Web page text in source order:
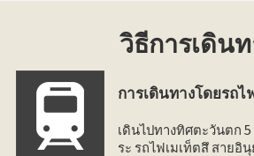
วิธีการเดิน
การเดินทางโดยรถไ
เดินไปทางทิศตะวันตก
ระ รถไฟเมเท็ตสึ สายอิ